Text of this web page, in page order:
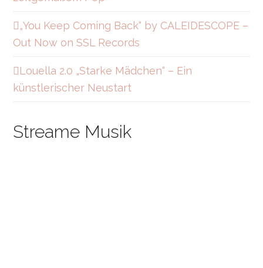
„You Keep Coming Back“ by CALEIDESCOPE –
Out Now on SSL Records
Louella 2.0 „Starke Mädchen“ – Ein
künstlerischer Neustart
Streame Musik